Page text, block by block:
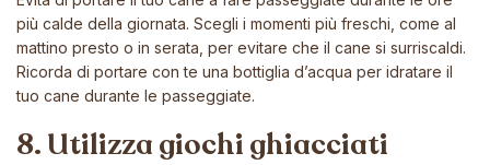
più calde della giornata. Scegli i momenti più freschi, come al
mattino presto o in serata, per evitare che il cane si surriscaldi.
Ricorda di portare con te una bottiglia d’acqua per idratare il
tuo cane durante le passeggiate.
8. Utilizza giochi ghiacciati